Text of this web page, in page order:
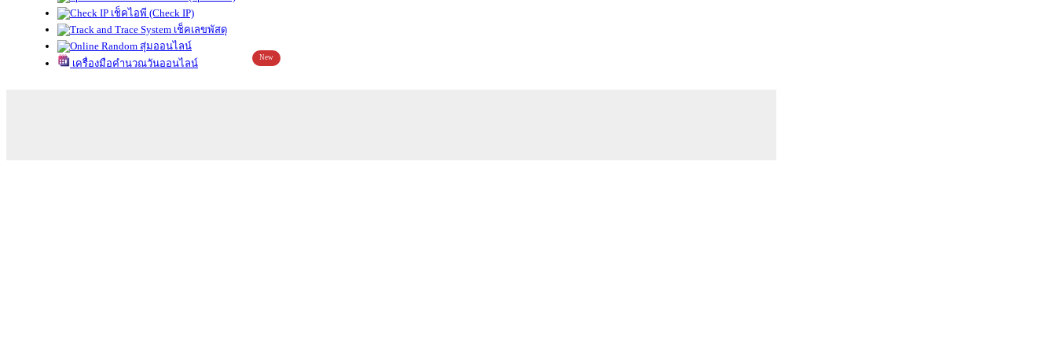
เช็คไอพี (Check IP)
เช็คเลขพัสดุ
สุ่มออนไลน์
เครื่องมือคำนวณวันออนไลน์
New